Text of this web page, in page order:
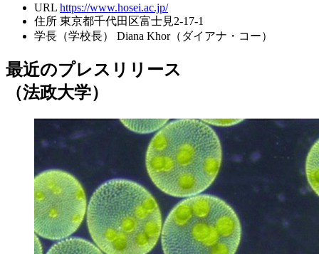
URL https://www.hosei.ac.jp/
住所 東京都千代田区富士見2-17-1
学長（学校長）
Diana Khor（ダイアナ・コー）
最近のプレスリリース
（法政大学）